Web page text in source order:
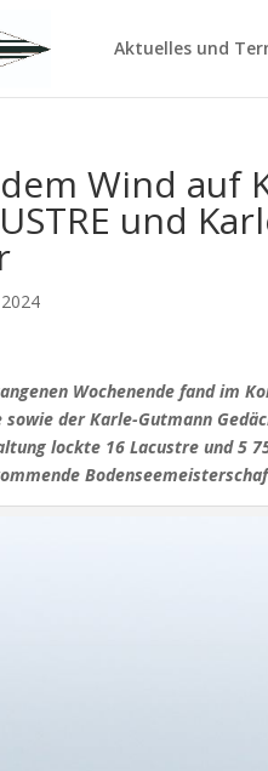
Aktuelles und
Wind auf
und
Wochenende fand im
sowie der Karle-Gutmann
lockte 16 Lacustre und 5